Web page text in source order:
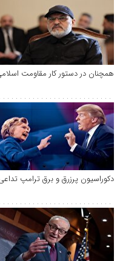
پاسخ
دستور
دبیرکل
کرد:
کار مقاومت اسلامی عراق قرار دارد.
هیلاری
به
وزیر
دونالد
و برق ترامپ تداعی‌کننده کاخ‌های
رهبر
خواستار
چاک شومر